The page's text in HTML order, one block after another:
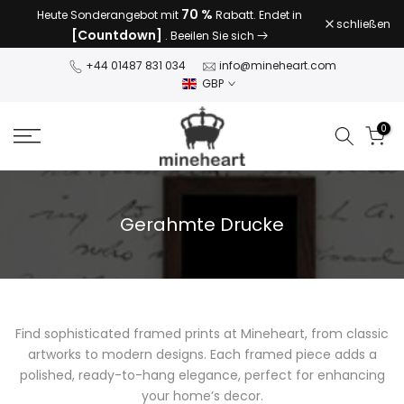
ZumHeute Sonderangebot mit 70 % Rabatt. Endet in
[Countdown] . Beeilen Sie sich
schließen
+44 01487 831 034
info@mineheart.com
GBP
0
Gerahmte Drucke
Find sophisticated framed prints at Mineheart, from classic
artworks to modern designs. Each framed piece adds a
polished, ready-to-hang elegance, perfect for enhancing
your home’s decor.